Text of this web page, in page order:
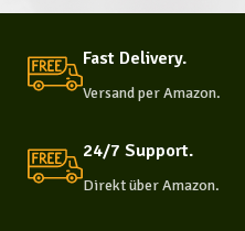
Fast Delivery.
Versand per Amazon.
24/7 Support.
Direkt über Amazon.